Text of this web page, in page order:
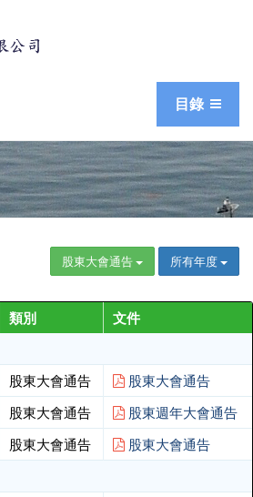
目錄
股東大會通告 所有年度
類別
文件
股東大會通告
股東大會通告
股東大會通告
股東週年大會通告
股東大會通告
股東大會通告